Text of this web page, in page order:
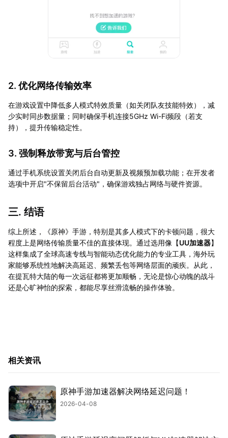
2. 优化网络传输效率
在游戏设置中降低多人模式特效质量（如关闭队友技能特效），减
少实时同步数据量；同时确保手机连接5GHz Wi-Fi频段（若支
持），提升传输稳定性。
3. 强制释放带宽与后台管控
通过手机系统设置关闭后台自动更新及视频预加载功能；在开发者
选项中开启"不保留后台活动"，确保游戏独占网络与硬件资源。
三. 结语
综上所述，《原神》手游，特别是其多人模式下的卡顿问题，很大
程度上是网络传输质量不佳的直接体现。通过选用像【UU加速器】
这样集成了全球高速专线与智能动态优化能力的专业工具，海外玩
家能够系统性地解决高延迟、频繁丢包等网络层面的顽疾。从此，
在提瓦特大陆的每一次远征都将更加顺畅，无论是惊心动魄的战斗
还是心旷神怡的探索，都能尽享丝滑流畅的操作体验。
相关资讯
原神手游加速器解决网络延迟问题！
2026-04-08